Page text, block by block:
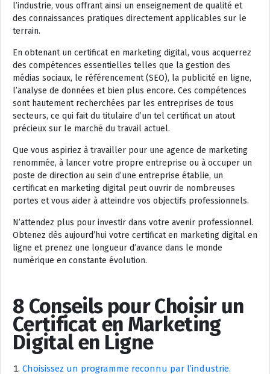
l’industrie, vous offrant ainsi un enseignement de qualité et
des connaissances pratiques directement applicables sur le
terrain.
En obtenant un certificat en marketing digital, vous acquerrez
des compétences essentielles telles que la gestion des
médias sociaux, le référencement (SEO), la publicité en ligne,
l’analyse de données et bien plus encore. Ces compétences
sont hautement recherchées par les entreprises de tous
secteurs, ce qui fait du titulaire d’un tel certificat un atout
précieux sur le marché du travail actuel.
Que vous aspiriez à travailler pour une agence de marketing
renommée, à lancer votre propre entreprise ou à occuper un
poste de direction au sein d’une entreprise établie, un
certificat en marketing digital peut ouvrir de nombreuses
portes et vous aider à atteindre vos objectifs professionnels.
N’attendez plus pour investir dans votre avenir professionnel.
Obtenez dès aujourd’hui votre certificat en marketing digital en
ligne et prenez une longueur d’avance dans le monde
numérique en constante évolution.
8 Conseils pour Choisir un
Certificat en Marketing
Digital en Ligne
Choisissez un programme reconnu par l’industrie.